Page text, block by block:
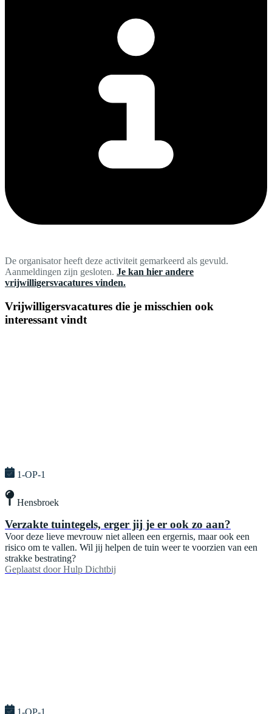
De organisator heeft deze activiteit gemarkeerd als gevuld.
Aanmeldingen zijn gesloten. Je kan hier andere
vrijwilligersvacatures vinden.
Vrijwilligersvacatures die je misschien ook
interessant vindt
1-OP-1
Hensbroek
Verzakte tuintegels, erger jij je er ook zo aan?
Voor deze lieve mevrouw niet alleen een ergernis, maar ook een
risico om te vallen. Wil jij helpen de tuin weer te voorzien van een
strakke bestrating?
Geplaatst door Hulp Dichtbij